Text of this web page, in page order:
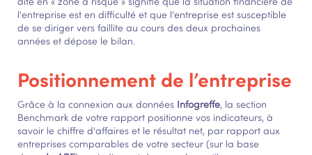
l'entreprise est en difficulté et que l'entreprise est susceptible
de se diriger vers faillite au cours des deux prochaines
années et dépose le bilan.
Positionnement de l’entreprise
Grâce à la connexion aux données Infogreffe, la section
Benchmark de votre rapport positionne vos indicateurs, à
savoir le chiffre d'affaires et le résultat net, par rapport aux
entreprises comparables de votre secteur (sur la base